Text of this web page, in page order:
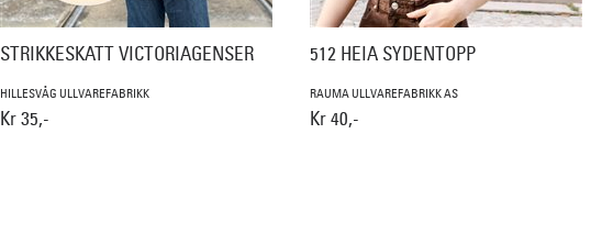
STRIKKESKATT VICTORIAGENSER
HILLESVÅG ULLVAREFABRIKK
Kr 35,-
512 HEIA SYDENTOPP
RAUMA ULLVAREFABRIKK AS
Kr 40,-